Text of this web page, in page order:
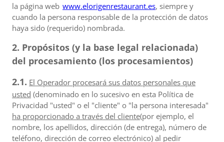
la página web www.elorigenrestaurant.es, siempre y
cuando la persona responsable de la protección de datos
haya sido (requerido) nombrada.
2. Propósitos (y la base legal relacionada)
del procesamiento (los procesamientos)
2.1. El Operador procesará sus datos personales que
usted (denominado en lo sucesivo en esta Política de
Privacidad "usted" o el "cliente" o "la persona interesada"
ha proporcionado a través del cliente(por ejemplo, el
nombre, los apellidos, dirección (de entrega), número de
teléfono, dirección de correo electrónico) al pedir